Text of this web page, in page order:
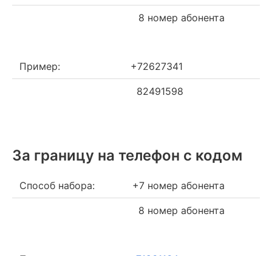
8 номер абонента
Пример: +72627341
82491598
За границу на телефон c кодом
Способ набора: +7 номер абонента
8 номер абонента